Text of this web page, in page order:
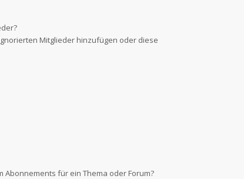
Mitglieder hinzufügen oder diese
für ein Thema oder Forum?